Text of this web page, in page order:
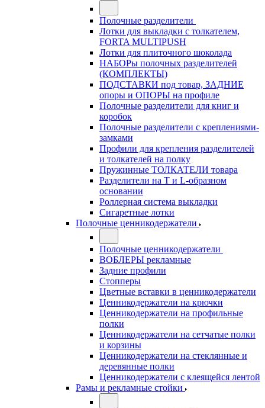
Полочные разделители
Лотки для выкладки с толкателем,
FORTA MULTIPUSH
Лотки для плиточного шоколада
НАБОРы полочных разделителей
(КОМПЛЕКТЫ)
ПОДСТАВКИ под товар, ЗАДНИЕ
опоры и ОПОРЫ на профиле
Полочные разделители для книг и
коробок
Полочные разделители с креплениями-
замками
Профили для крепления разделителей
и толкателей на полку
Пружинные ТОЛКАТЕЛИ товара
Разделители на Т и L-образном
основании
Роллерная система выкладки
Сигаретные лотки
Полочные ценникодержатели
Полочные ценникодержатели
ВОБЛЕРЫ рекламные
Задние профили
Стопперы
Цветные вставки в ценникодержатели
Ценникодержатели на крючки
Ценникодержатели на профильные
полки
Ценникодержатели на сетчатые полки
и корзины
Ценникодержатели на стеклянные и
деревянные полки
Ценникодержатели с клеящейся лентой
Рамы и рекламные стойки